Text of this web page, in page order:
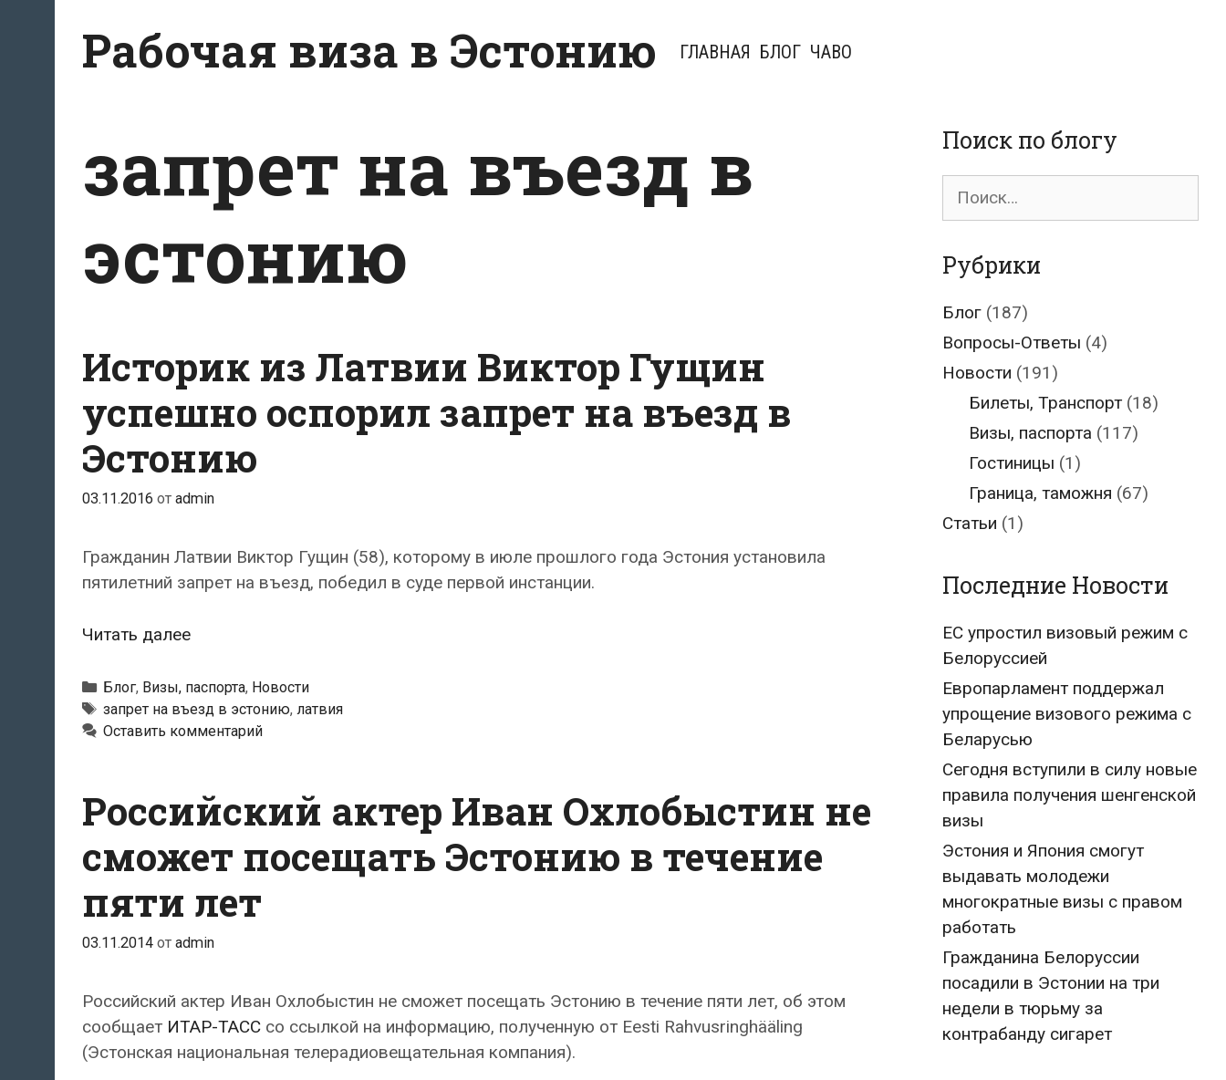
содержимому
Рабочая виза в Эстонию ГЛАВНАЯ БЛОГ ЧАВО
запрет на въезд в
эстонию
Историк из Латвии Виктор Гущин
успешно оспорил запрет на въезд в
Эстонию
03.11.2016 от admin
Гражданин Латвии Виктор Гущин (58), которому в июле прошлого года Эстония установила
пятилетний запрет на въезд, победил в суде первой инстанции.
Читать далееИсторик
Латвии
Виктор
Гущин
запрет
въезд
Эстонию
Рубрики
Блог, Визы, паспорта, Новости
Метки
запрет на въезд в эстонию, латвия
Оставить комментарий
Российский актер Иван Охлобыстин не
сможет посещать Эстонию в течение
пяти лет
03.11.2014 от admin
Российский актер Иван Охлобыстин не сможет посещать Эстонию в течение пяти лет, об этом
сообщает ИТАР-ТАСС со ссылкой на информацию, полученную от Eesti Rahvusringhääling
(Эстонская национальная телерадиовещательная компания).
Поиск по блогу
Поиск
Рубрики
Блог (187)
Вопросы-Ответы (4)
Новости (191)
Билеты, Транспорт(18)
Визы, паспорта (117)
Гостиницы (1)
Граница, таможня (67)
Статьи (1)
Последние Новости
ЕС упростил визовый режим с
Белоруссией
Европарламент поддержал
упрощение визового режима с
Беларусью
Сегодня вступили в силу новые
правила получения шенгенской
визы
Эстония и Япония смогут
выдавать молодежи
многократные визы с правом
работать
Гражданина Белоруссии
посадили в Эстонии на три
недели в тюрьму за
контрабанду сигарет